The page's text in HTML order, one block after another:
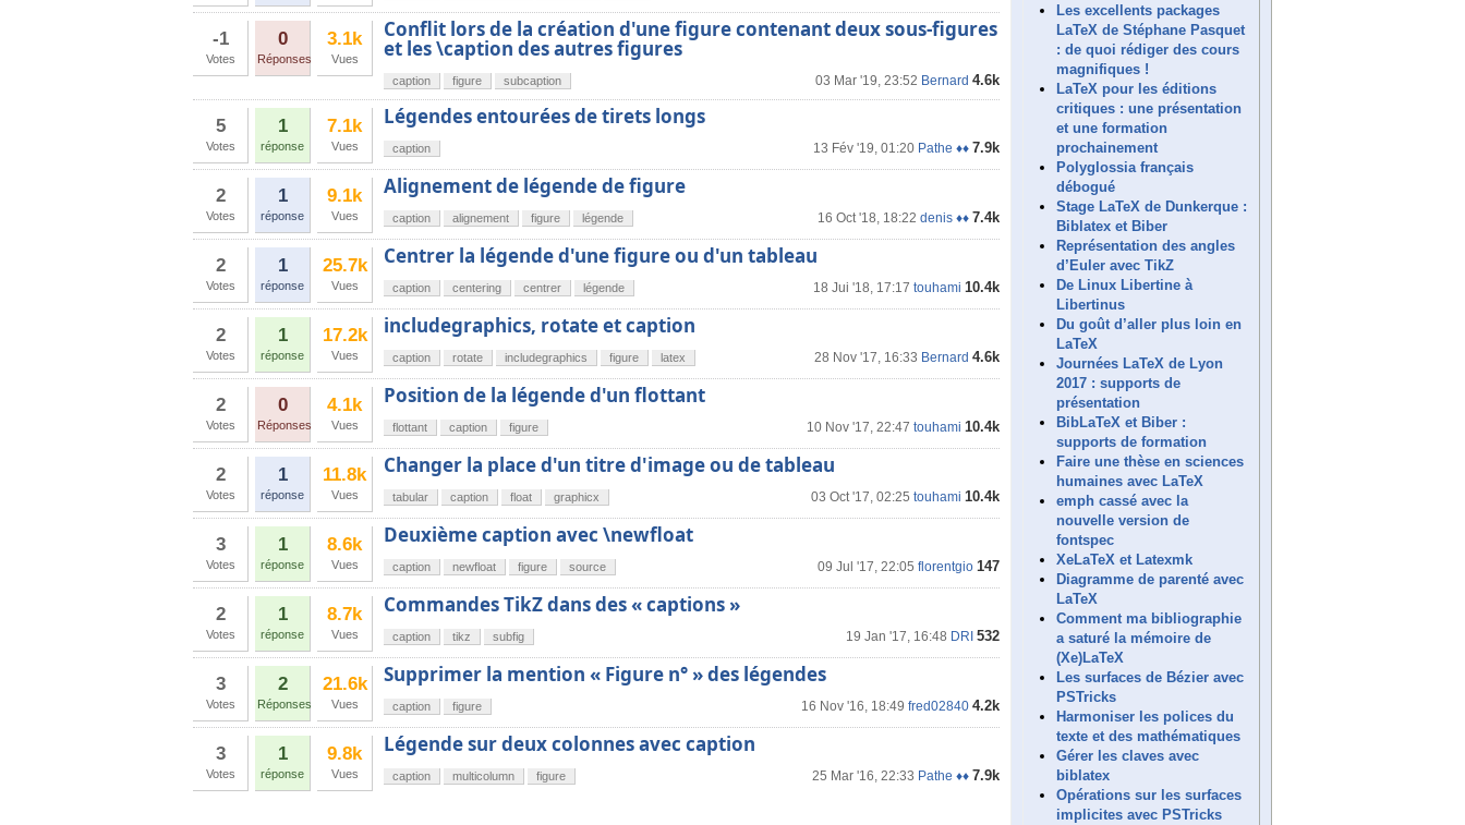
-1
Votes
0
Réponses
3.1k
Vues
Conflit lors de la création d'une figure contenant deux sous-figures
et les \caption des autres figures
03 Mar '19, 23:52 Bernard 4.6k
caption figure subcaption
5
Votes
1
réponse
7.1k
Vues
Légendes entourées de tirets longs
13 Fév '19, 01:20 Pathe ♦♦ 7.9k
caption
2
Votes
1
réponse
9.1k
Vues
Alignement de légende de figure
16 Oct '18, 18:22 denis ♦♦ 7.4k
caption alignement figure légende
2
Votes
1
réponse
25.7k
Vues
Centrer la légende d'une figure ou d'un tableau
18 Jui '18, 17:17 touhami 10.4k
caption centering centrer légende
2
Votes
1
réponse
17.2k
Vues
includegraphics, rotate et caption
28 Nov '17, 16:33 Bernard 4.6k
caption rotate includegraphics figure latex
2
Votes
0
Réponses
4.1k
Vues
Position de la légende d'un flottant
10 Nov '17, 22:47 touhami 10.4k
flottant caption figure
2
Votes
1
réponse
11.8k
Vues
Changer la place d'un titre d'image ou de tableau
03 Oct '17, 02:25 touhami 10.4k
tabular caption float graphicx
3
Votes
1
réponse
8.6k
Vues
Deuxième caption avec \newfloat
09 Jul '17, 22:05 florentgio 147
caption newfloat figure source
2
Votes
1
réponse
8.7k
Vues
Commandes TikZ dans des « captions »
19 Jan '17, 16:48 DRI 532
caption tikz subfig
3
Votes
2
Réponses
21.6k
Vues
Supprimer la mention « Figure n° » des légendes
16 Nov '16, 18:49 fred02840 4.2k
caption figure
3
Votes
1
réponse
9.8k
Vues
Légende sur deux colonnes avec caption
25 Mar '16, 22:33 Pathe ♦♦ 7.9k
caption multicolumn figure
Les excellents packages
LaTeX de Stéphane Pasquet
: de quoi rédiger des cours
magnifiques !
LaTeX pour les éditions
critiques : une présentation
et une formation
prochainement
Polyglossia français
débogué
Stage LaTeX de Dunkerque :
Biblatex et Biber
Représentation des angles
d’Euler avec TikZ
De Linux Libertine à
Libertinus
Du goût d’aller plus loin en
LaTeX
Journées LaTeX de Lyon
2017 : supports de
présentation
BibLaTeX et Biber :
supports de formation
Faire une thèse en sciences
humaines avec LaTeX
emph cassé avec la
nouvelle version de
fontspec
XeLaTeX et Latexmk
Diagramme de parenté avec
LaTeX
Comment ma bibliographie
a saturé la mémoire de
(Xe)LaTeX
Les surfaces de Bézier avec
PSTricks
Harmoniser les polices du
texte et des mathématiques
Gérer les claves avec
biblatex
Opérations sur les surfaces
implicites avec PSTricks